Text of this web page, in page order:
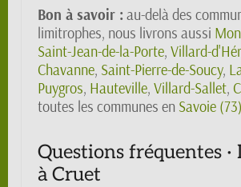
Bon à savoir : au-delà des
limitrophes, nous livrons aussi
Saint-Jean-de-la-Porte, Villard-
Chavanne, Saint-Pierre-de-Soucy,
Puygros, Hauteville, Villard-Sallet,
toutes les communes en Savoie (73)
Questions fréquentes
à Cruet